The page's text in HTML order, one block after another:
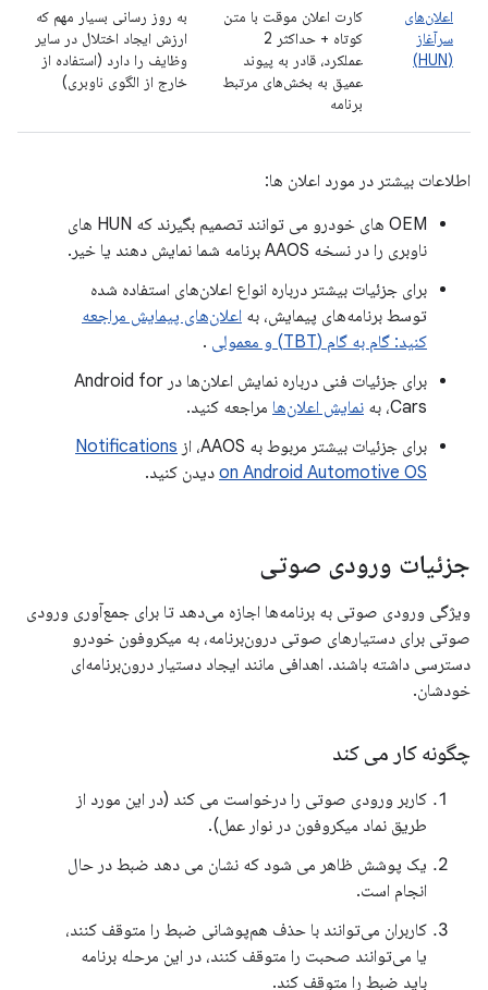
اعلان‌های
سرآغاز
(HUN)
کارت اعلان موقت با متن
کوتاه + حداکثر 2
عملکرد، قادر به پیوند
عمیق به بخش‌های مرتبط
برنامه
به روز رسانی بسیار مهم که
ارزش ایجاد اختلال در سایر
وظایف را دارد (استفاده از
خارج از الگوی ناوبری)
اطلاعات بیشتر در مورد اعلان ها:
OEM های خودرو می توانند تصمیم بگیرند که HUN های
ناوبری را در نسخه AAOS برنامه شما نمایش دهند یا خیر.
برای جزئیات بیشتر درباره انواع اعلان‌های استفاده شده
توسط برنامه‌های پیمایش، به اعلان‌های پیمایش مراجعه
کنید: گام به گام (TBT) و معمولی
.
برای جزئیات فنی درباره نمایش اعلان‌ها در Android for
Cars، به
نمایش اعلان‌ها مراجعه کنید.
برای جزئیات بیشتر مربوط به AAOS، از
Notifications
on Android Automotive OS دیدن کنید.
جزئیات ورودی صوتی
ویژگی ورودی صوتی به برنامه‌ها اجازه می‌دهد تا برای جمع‌آوری ورودی
صوتی برای دستیارهای صوتی درون‌برنامه، به میکروفون خودرو
دسترسی داشته باشند. اهدافی مانند ایجاد دستیار درون‌برنامه‌ای
خودشان.
چگونه کار می کند
کاربر ورودی صوتی را درخواست می کند (در این مورد از
طریق نماد میکروفون در نوار عمل).
یک پوشش ظاهر می شود که نشان می دهد ضبط در حال
انجام است.
کاربران می‌توانند با حذف هم‌پوشانی ضبط را متوقف کنند،
یا می‌توانند صحبت را متوقف کنند، در این مرحله برنامه
باید ضبط را متوقف کند.